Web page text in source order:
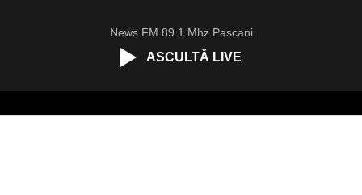
News FM 89.1 Mhz Pașcani
ASCULTĂ LIVE